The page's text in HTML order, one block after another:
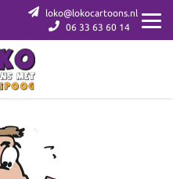
loko@lokocartoons.nl
06 33 63 60 14